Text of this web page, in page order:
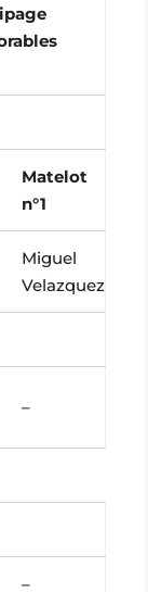
Matelot
n°1
Miguel
Velazquez
–
–